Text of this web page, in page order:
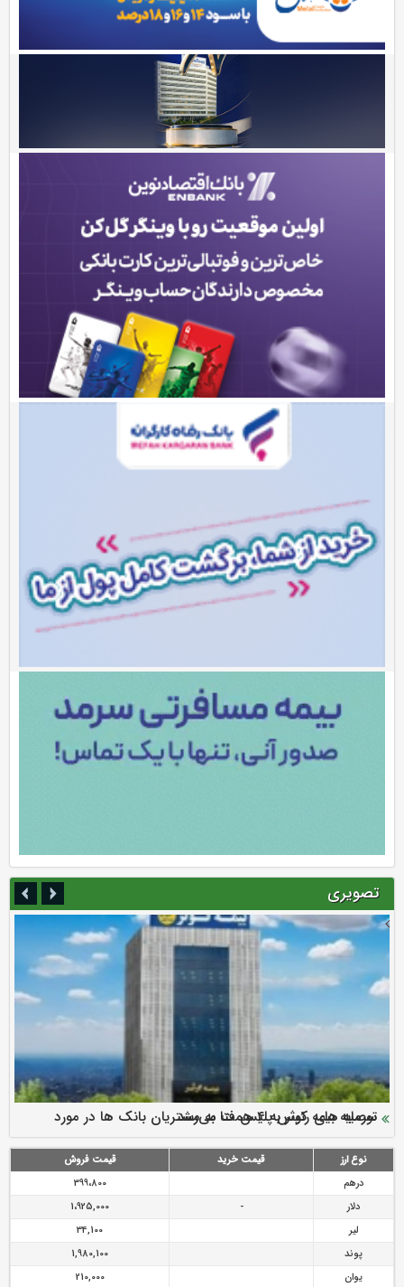
تصویری
ارزش سهام عدالت بالا رفت
سرمایه بیمه کوثر به ۴ همت می‌رسد
نود ثانیه با فولاد سنگان
تقدیر دبیرکل سندیکای بیمه گران ایران از اقدامات مدیرعامل بیمه
رازی
توصیه های رئیس پلیس فتا به مشتریان بانک ها در مورد
پیشگیری از سرقت های مجازی
نوع ارز قیمت خرید
قیمت فروش
درهم
399،800
دلار
-
1،925,000
لیر
34,100
پوند
1,980,100
یوان
210,000